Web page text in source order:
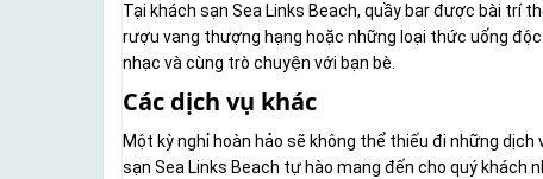
Tại khách sạn Sea Links Beach, quầy bar được bài trí
rượu vang thượng hạng hoặc những loại thức uống
nhạc và cùng trò chuyện với bạn bè.
Các dịch vụ khác
Một kỳ nghỉ hoàn hảo sẽ không thể thiếu đi những
sạn Sea Links Beach tự hào mang đến cho quý khách